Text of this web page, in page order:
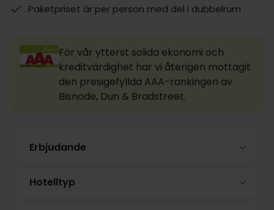
Paketpriset är per person med del i dubbelrum
För vår ytterst solida ekonomi och
kreditvärdighet har vi återigen mottagit
den presigefyllda AAA-rankingen av
Bisnode, Dun & Bradstreet.
Erbjudande
Hotelltyp